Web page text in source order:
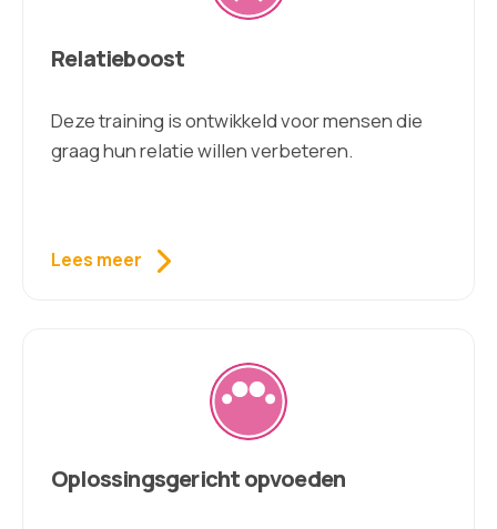
Relatieboost
Deze training is ontwikkeld voor mensen die
graag hun relatie willen verbeteren.
Lees meer
Oplossingsgericht opvoeden